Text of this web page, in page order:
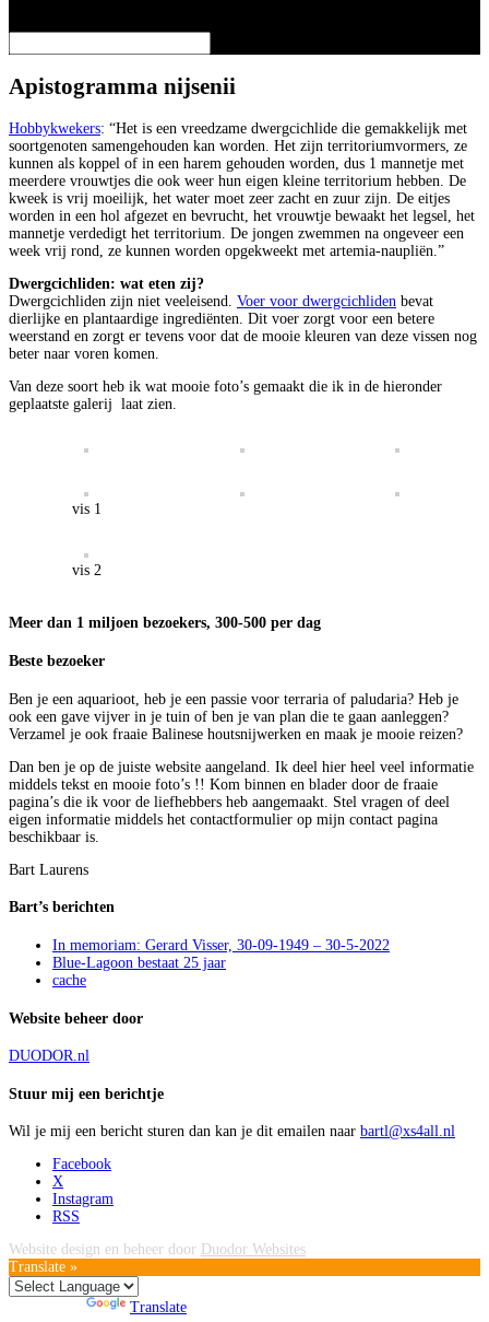
Apistogramma nijsenii
Hobbykwekers: “Het is een vreedzame dwergcichlide die gemakkelijk met
soortgenoten samengehouden kan worden. Het zijn territoriumvormers, ze
kunnen als koppel of in een harem gehouden worden, dus 1 mannetje met
meerdere vrouwtjes die ook weer hun eigen kleine territorium hebben. De
kweek is vrij moeilijk, het water moet zeer zacht en zuur zijn. De eitjes
worden in een hol afgezet en bevrucht, het vrouwtje bewaakt het legsel, het
mannetje verdedigt het territorium. De jongen zwemmen na ongeveer een
week vrij rond, ze kunnen worden opgekweekt met artemia-naupliën.”
Dwergcichliden: wat eten zij?
Dwergcichliden zijn niet veeleisend. Voer voor dwergcichliden bevat
dierlijke en plantaardige ingrediënten. Dit voer zorgt voor een betere
weerstand en zorgt er tevens voor dat de mooie kleuren van deze vissen nog
beter naar voren komen.
Van deze soort heb ik wat mooie foto’s gemaakt die ik in de hieronder
geplaatste galerij laat zien.
vis 1
vis 2
Meer dan 1 miljoen bezoekers, 300-500 per dag
Beste bezoeker
Ben je een aquarioot, heb je een passie voor terraria of paludaria? Heb je
ook een gave vijver in je tuin of ben je van plan die te gaan aanleggen?
Verzamel je ook fraaie Balinese houtsnijwerken en maak je mooie reizen?
Dan ben je op de juiste website aangeland. Ik deel hier heel veel informatie
middels tekst en mooie foto’s !! Kom binnen en blader door de fraaie
pagina’s die ik voor de liefhebbers heb aangemaakt. Stel vragen of deel
eigen informatie middels het contactformulier op mijn contact pagina
beschikbaar is.
Bart Laurens
Bart’s berichten
In memoriam: Gerard Visser, 30-09-1949 – 30-5-2022
Blue-Lagoon bestaat 25 jaar
cache
Website beheer door
DUODOR.nl
Stuur mij een berichtje
Wil je mij een bericht sturen dan kan je dit emailen naar bartl@xs4all.nl
Facebook
X
Instagram
RSS
Website design en beheer door Duodor Websites
Translate »
Translate